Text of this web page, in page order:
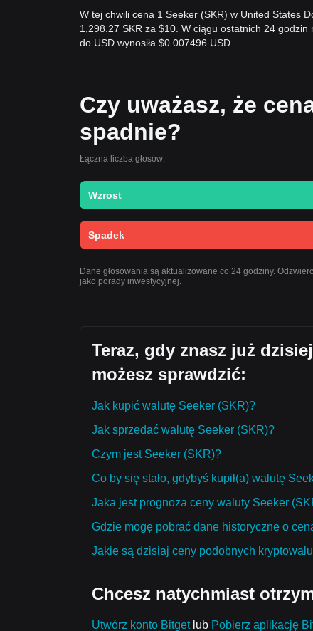
W tej chwili cena 1 Seeker (SKR) w United States
1,298.27 SKR za $10. W ciągu ostatnich 24 godzin
do USD wynosiła $0.007496 USD.
Czy uważasz, że
spadnie?
Łączna liczba głosów:
Wzrost
Spadek
Dane głosowania są aktualizowane co 24 godziny.
jako porady inwestycyjnej.
Teraz, gdy znasz już
możesz sprawdzić:
Jak kupić walutę Seeker (SKR)?
Jak sprzedać walutę Seeker (SKR)?
Czym jest Seeker (SKR)?
Co by się stało, gdybyś kupił(a) walutę
Jaka jest prognoza ceny waluty Seeker
Gdzie mogę pobrać dane historyczne o
Jakie są dzisiaj ceny podobnych
Chcesz natychmiast
Utwórz konto Bitgetlub Pobierz aplikację